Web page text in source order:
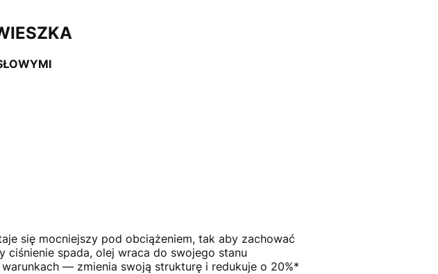
się mocniejszy pod obciążeniem, tak aby zachować
spada, olej wraca do swojego stanu
— zmienia swoją strukturę i redukuje o 20%*